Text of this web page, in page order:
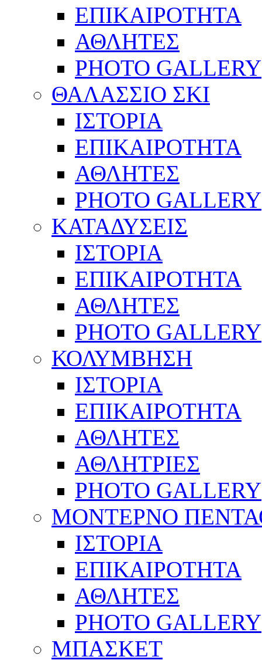
ΕΠΙΚΑΙΡΟΤΗΤΑ
ΑΘΛΗΤΕΣ
PHOTO GALLERY
ΘΑΛΑΣΣΙΟ ΣΚΙ
ΙΣΤΟΡΙΑ
ΕΠΙΚΑΙΡΟΤΗΤΑ
ΑΘΛΗΤΕΣ
PHOTO GALLERY
ΚΑΤΑΔΥΣΕΙΣ
ΙΣΤΟΡΙΑ
ΕΠΙΚΑΙΡΟΤΗΤΑ
ΑΘΛΗΤΕΣ
PHOTO GALLERY
ΚΟΛΥΜΒΗΣΗ
ΙΣΤΟΡΙΑ
ΕΠΙΚΑΙΡΟΤΗΤΑ
ΑΘΛΗΤΕΣ
ΑΘΛΗΤΡΙΕΣ
PHOTO GALLERY
ΜΟΝΤΕΡΝΟ
ΙΣΤΟΡΙΑ
ΕΠΙΚΑΙΡΟΤΗΤΑ
ΑΘΛΗΤΕΣ
PHOTO GALLERY
ΜΠΑΣΚΕΤ